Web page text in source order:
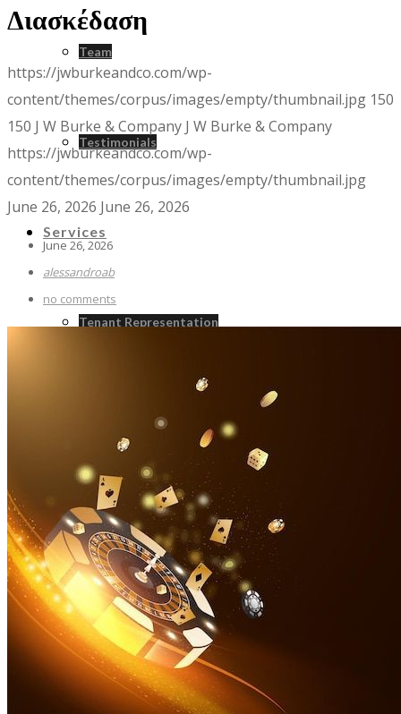
Team
Testimonials
Services
Tenant Representation
Real Estate Consulting
Real Estate Investment Sales
Strategic Advisroy
Διασκέδαση
https://jwburkeandco.com/wp-
content/themes/corpus/images/empty/thumbnail.jpg 150
150 J W Burke & Company J W Burke & Company
https://jwburkeandco.com/wp-
content/themes/corpus/images/empty/thumbnail.jpg
June 26, 2026 June 26, 2026
June 26, 2026
alessandroab
no comments